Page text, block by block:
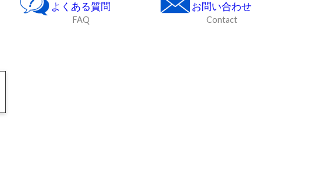
よくある質問
FAQ
お問い合わせ
Contact